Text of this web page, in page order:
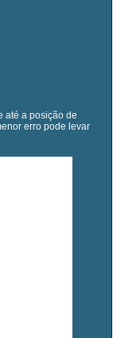
até a posição de
erro pode levar